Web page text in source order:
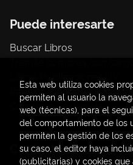
Puede interesarte
Buscar Libros
Papelería / material oficina
Consumo Sostenible
Contacto
Esta web utiliza cookies
permiten al usuario la
web (técnicas), para el
del comportamiento de los
permiten la gestión de los
su caso, el editor haya
(publicitarias) y cookies